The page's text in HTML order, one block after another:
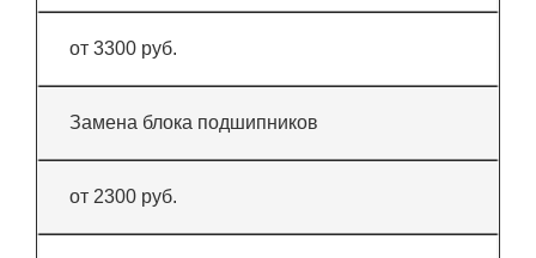
от 3300 руб.
Замена блока подшипников
от 2300 руб.